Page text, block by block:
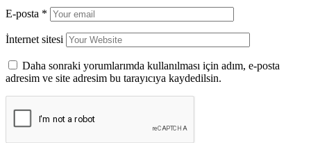
E-posta *
İnternet sitesi
Daha sonraki yorumlarımda kullanılması için adım, e-posta
adresim ve site adresim bu tarayıcıya kaydedilsin.